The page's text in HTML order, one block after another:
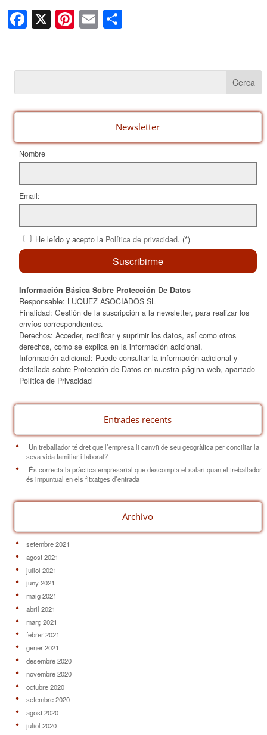
F
a
e
b
o
k
X Pi
nt
e
st
E
m
C
p
ar
te
ix
Newsletter
Nombre
Email:
He leído y acepto la Política de privacidad. (*)
Información Básica Sobre Protección De Datos
Responsable: LUQUEZ ASOCIADOS SL
Finalidad: Gestión de la suscripción a la newsletter, para realizar los
envíos correspondientes.
Derechos: Acceder, rectificar y suprimir los datos, así como otros
derechos, como se explica en la información adicional.
Información adicional: Puede consultar la información adicional y
detallada sobre Protección de Datos en nuestra página web, apartado
Política de Privacidad
Entrades recents
Un treballador té dret que l’empresa li canviï de seu geogràfica per conciliar la
seva vida familiar i laboral?
És correcta la pràctica empresarial que descompta el salari quan el treballador
és impuntual en els fitxatges d’entrada
Archivo
setembre 2021
agost 2021
juliol 2021
juny 2021
maig 2021
abril 2021
març 2021
febrer 2021
gener 2021
desembre 2020
novembre 2020
octubre 2020
setembre 2020
agost 2020
juliol 2020